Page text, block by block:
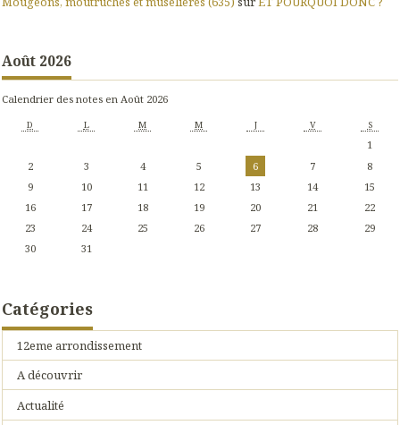
Août 2026
Calendrier des notes en Août 2026
D L M M J V S
1
2
3 4 5 6 7
8
9
10 11 12 13 14
15
16
17 18 19 20 21
22
23
24 25 26 27 28
29
30
31
Catégories
12eme arrondissement
A découvrir
Actualité